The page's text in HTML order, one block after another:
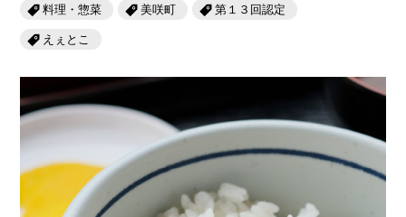
ふるさと散歩
おのえきTIMES
岡山育ちのアイスバー
せとうちの果実 清涼飲料水
雑貨シリーズ
恋するジャージー 瀬戸田レモン
ふるさとあっ晴れ認定
マップ・一覧から探す
カテゴリー・タグ・キーワードから探す
第16回 Re： 第15回 未来へつなぐ人
Urara
SAKU美SAKU楽
SETOUCHI TRAIN
JR岡山の地域共生
ふるさとおこしプロジェクトとは
料理・惣菜 美咲町 第１３回認定
えぇとこ